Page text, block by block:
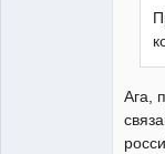
Ага,